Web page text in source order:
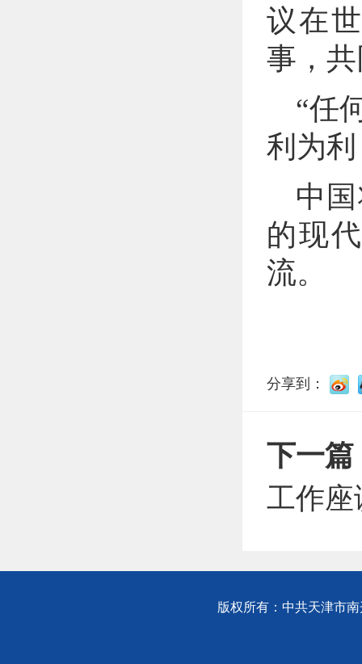
议在
事，
“任
利为
中
的现
流。
分享到：
下一篇
工作座
版权所有：中共天津市